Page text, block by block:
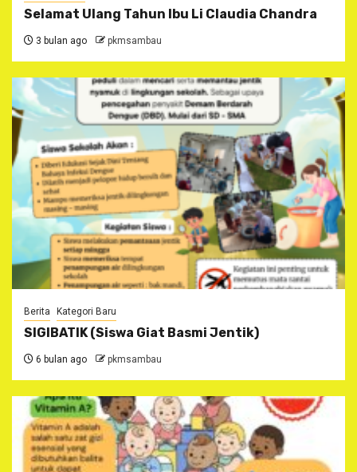
Selamat Ulang Tahun Ibu Li Claudia Chandra
3 bulan ago pkmsambau
Berita Kategori Baru
SIGIBATIK (Siswa Giat Basmi Jentik)
6 bulan ago pkmsambau